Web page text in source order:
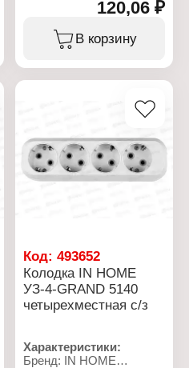
Тип товара: Колодка
Модель: У-4-GRAND
Количество розеток: 4
Номинальный ток: 10 А
2200 Вт
Материал: пластик
Выключатель: без
выключателя
120,06 ₽
В корзину
Код:493652
Колодка IN HOME
УЗ-4-GRAND 5140
четырехместная с/з
Характеристики:
Бренд: IN HOME